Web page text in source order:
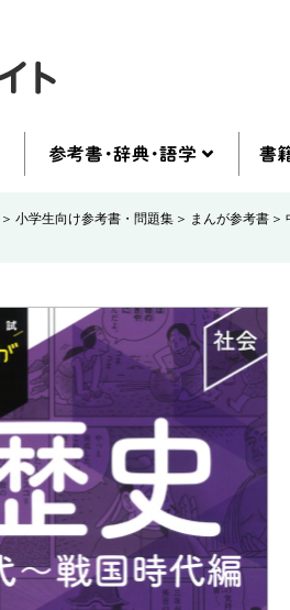
小学生向け参考書・問題集 まんが参考書